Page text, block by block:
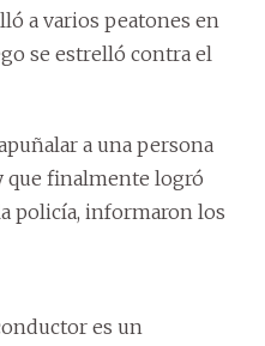
a varios peatones en
se estrelló contra el
a una persona
que finalmente logró
policía, informaron los
es un